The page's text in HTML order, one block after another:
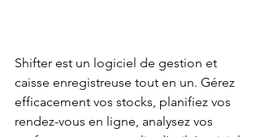
Shifter est un logiciel de gestion et
caisse enregistreuse tout en un. Gérez
efficacement vos stocks, planifiez vos
rendez-vous en ligne, analysez vos